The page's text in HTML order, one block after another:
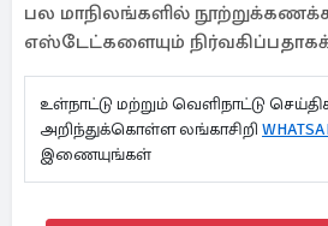
பல மாநிலங்களில்
எஸ்டேட்களையும் நிர்வகிப்பதாகக்
உள்நாட்டு மற்றும் வெளிநாட்டு
அறிந்துக்கொள்ள லங்காசிறி
இணையுங்கள்